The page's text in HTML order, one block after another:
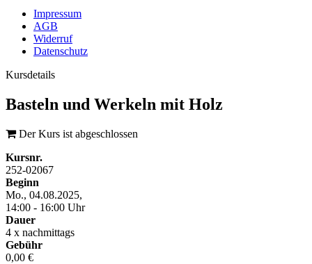
Impressum
AGB
Widerruf
Datenschutz
Kursdetails
Basteln und Werkeln mit Holz
Der Kurs ist abgeschlossen
Kursnr.
252-02067
Beginn
Mo., 04.08.2025,
14:00 - 16:00 Uhr
Dauer
4 x nachmittags
Gebühr
0,00 €